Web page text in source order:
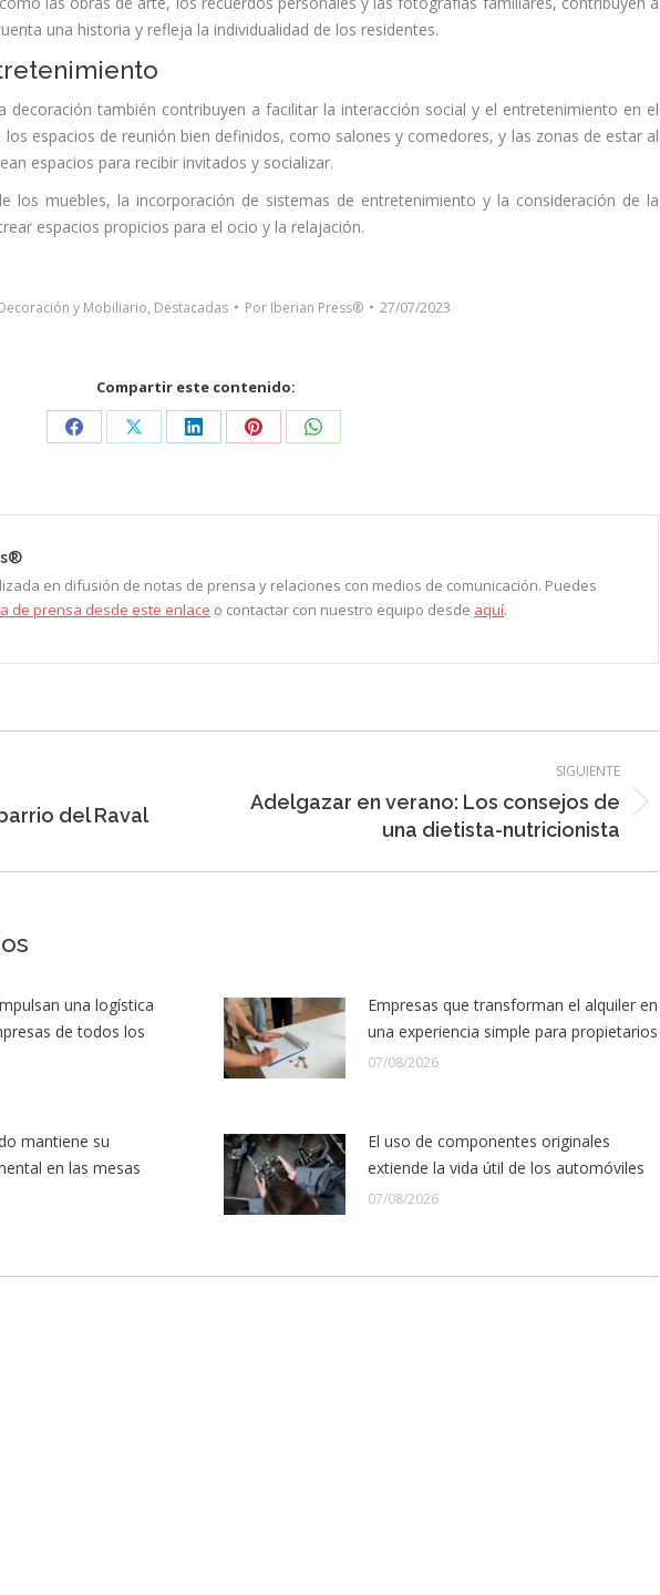
una historia y refleja la individualidad de los residentes.
decoración también contribuyen a facilitar la interacción social y el entretenimiento en el
espacios de reunión bien definidos, como salones y comedores, y las zonas de estar al
espacios para recibir invitados y socializar.
los muebles, la incorporación de sistemas de entretenimiento y la consideración de la
espacios propicios para el ocio y la relajación.
y Mobiliario, Destacadas Por Iberian Press® 27/07/2023
Compartir este contenido:
Share
Facebook
Share
X
Share
LinkedIn
Share
Pinterest
Share
WhatsApp
en difusión de notas de prensa y relaciones con medios de comunicación. Puedes
de prensa desde este enlace o contactar con nuestro equipo desde aquí.
del Raval
SIGUIENTE
Entrada
Adelgazar en verano: Los consejos de
una dietista-nutricionista
una logística
de todos los
Empresas que transforman el alquiler en
una experiencia simple para propietarios
07/08/2026
mantiene su
en las mesas
El uso de componentes originales
extiende la vida útil de los automóviles
07/08/2026